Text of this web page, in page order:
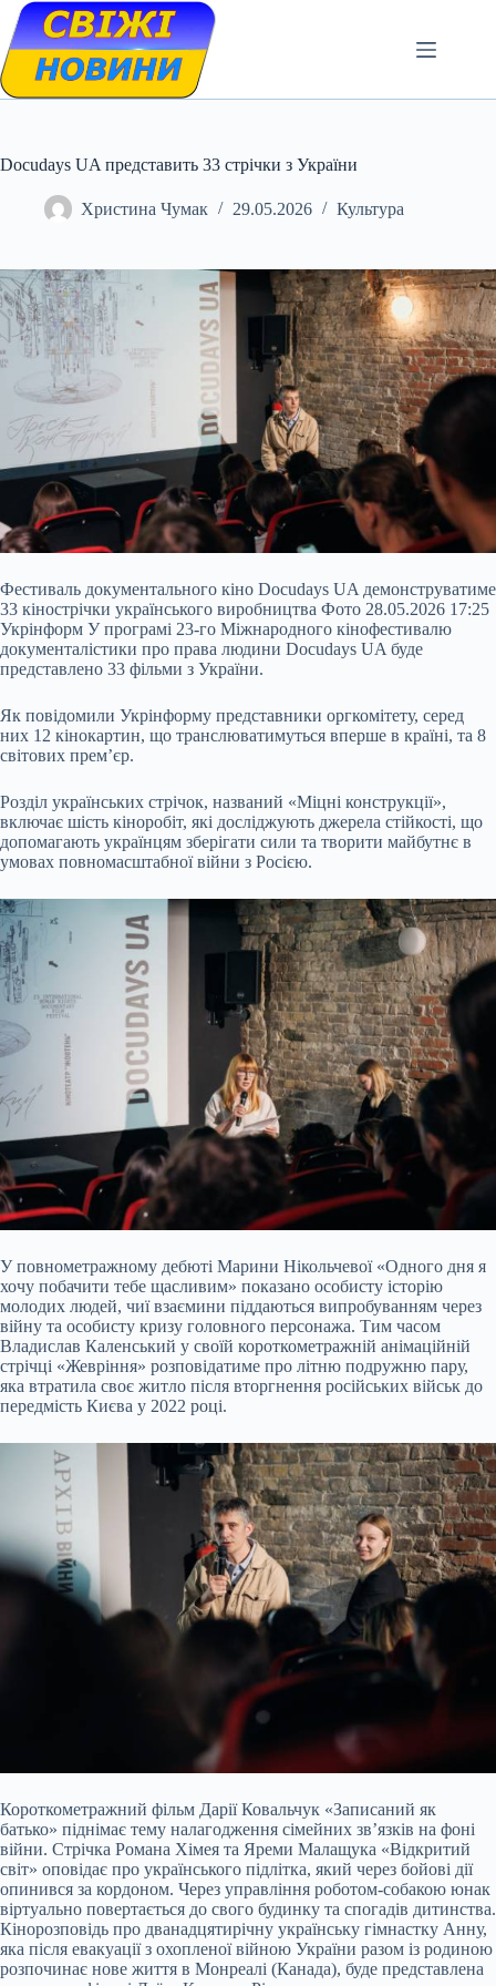
Skip
content
Docudays UA представить 33 стрічки з України
Христина Чумак 29.05.2026 Культура
Фестиваль документального кіно Docudays UA демонструватиме
33 кінострічки українського виробництва Фото 28.05.2026 17:25
Укрінформ У програмі 23-го Міжнародного кінофестивалю
документалістики про права людини Docudays UA буде
представлено 33 фільми з України.
Як повідомили Укрінформу представники оргкомітету, серед
них 12 кінокартин, що транслюватимуться вперше в країні, та 8
світових прем’єр.
Розділ українських стрічок, названий «Міцні конструкції»,
включає шість кіноробіт, які досліджують джерела стійкості, що
допомагають українцям зберігати сили та творити майбутнє в
умовах повномасштабної війни з Росією.
У повнометражному дебюті Марини Нікольчевої «Одного дня я
хочу побачити тебе щасливим» показано особисту історію
молодих людей, чиї взаємини піддаються випробуванням через
війну та особисту кризу головного персонажа. Тим часом
Владислав Каленський у своїй короткометражній анімаційній
стрічці «Жевріння» розповідатиме про літню подружню пару,
яка втратила своє житло після вторгнення російських військ до
передмість Києва у 2022 році.
Короткометражний фільм Дарії Ковальчук «Записаний як
батько» піднімає тему налагодження сімейних зв’язків на фоні
війни. Стрічка Романа Хімея та Яреми Малащука «Відкритий
світ» оповідає про українського підлітка, який через бойові дії
опинився за кордоном. Через управління роботом-собакою юнак
віртуально повертається до свого будинку та спогадів дитинства.
Кінорозповідь про дванадцятирічну українську гімнастку Анну,
яка після евакуації з охопленої війною України разом із родиною
розпочинає нове життя в Монреалі (Канада), буде представлена